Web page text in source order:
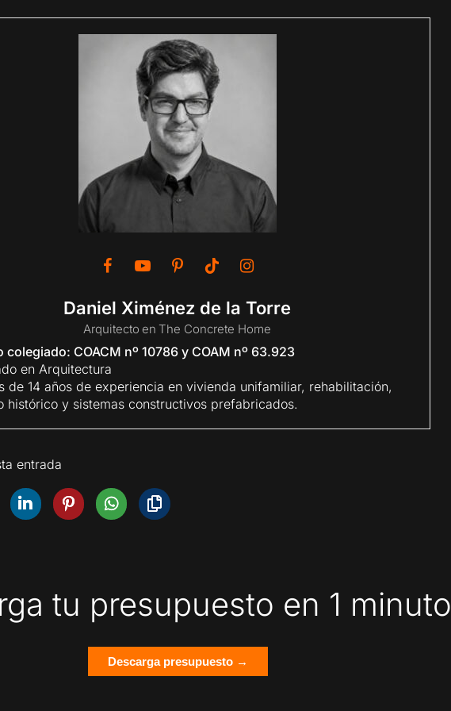
Daniel Ximénez de la Torre
Arquitecto en The Concrete Home
colegiado: COACM nº 10786 y COAM nº 63.923
en Arquitectura
de 14 años de experiencia en vivienda unifamiliar, rehabilitación,
histórico y sistemas constructivos prefabricados.
entrada
tu presupuesto en 1 minuto
Descarga presupuesto →